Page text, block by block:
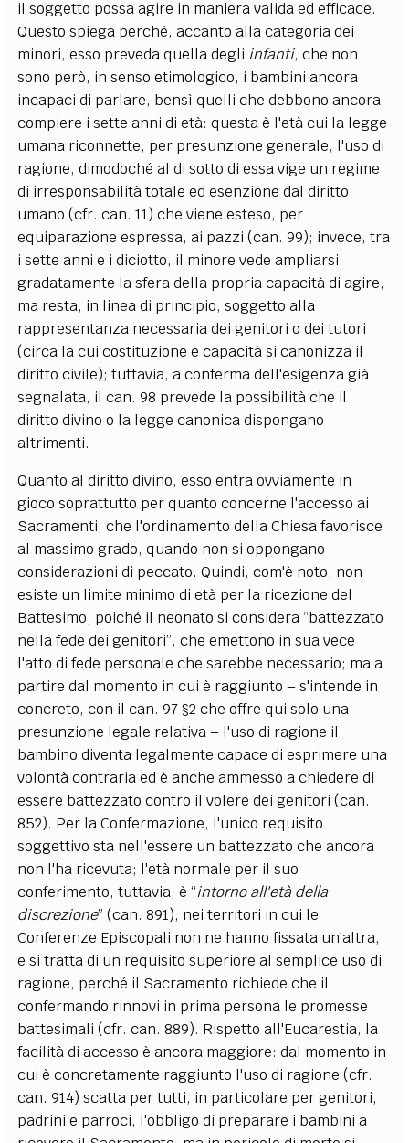
il soggetto possa agire in maniera valida ed efficace.
Questo spiega perché, accanto alla categoria dei
minori, esso preveda quella degli infanti, che non
sono però, in senso etimologico, i bambini ancora
incapaci di parlare, bensì quelli che debbono ancora
compiere i sette anni di età: questa è l'età cui la legge
umana riconnette, per presunzione generale, l'uso di
ragione, dimodoché al di sotto di essa vige un regime
di irresponsabilità totale ed esenzione dal diritto
umano (cfr. can. 11) che viene esteso, per
equiparazione espressa, ai pazzi (can. 99); invece, tra
i sette anni e i diciotto, il minore vede ampliarsi
gradatamente la sfera della propria capacità di agire,
ma resta, in linea di principio, soggetto alla
rappresentanza necessaria dei genitori o dei tutori
(circa la cui costituzione e capacità si canonizza il
diritto civile); tuttavia, a conferma dell'esigenza già
segnalata, il can. 98 prevede la possibilità che il
diritto divino o la legge canonica dispongano
altrimenti.
Quanto al diritto divino, esso entra ovviamente in
gioco soprattutto per quanto concerne l'accesso ai
Sacramenti, che l'ordinamento della Chiesa favorisce
al massimo grado, quando non si oppongano
considerazioni di peccato. Quindi, com'è noto, non
esiste un limite minimo di età per la ricezione del
Battesimo, poiché il neonato si considera “battezzato
nella fede dei genitori”, che emettono in sua vece
l'atto di fede personale che sarebbe necessario; ma a
partire dal momento in cui è raggiunto – s'intende in
concreto, con il can. 97 §2 che offre qui solo una
presunzione legale relativa – l'uso di ragione il
bambino diventa legalmente capace di esprimere una
volontà contraria ed è anche ammesso a chiedere di
essere battezzato contro il volere dei genitori (can.
852). Per la Confermazione, l'unico requisito
soggettivo sta nell'essere un battezzato che ancora
non l'ha ricevuta; l'età normale per il suo
conferimento, tuttavia, è “intorno all'età della
discrezione” (can. 891), nei territori in cui le
Conferenze Episcopali non ne hanno fissata un'altra,
e si tratta di un requisito superiore al semplice uso di
ragione, perché il Sacramento richiede che il
confermando rinnovi in prima persona le promesse
battesimali (cfr. can. 889). Rispetto all'Eucarestia, la
facilità di accesso è ancora maggiore: dal momento in
cui è concretamente raggiunto l'uso di ragione (cfr.
can. 914) scatta per tutti, in particolare per genitori,
padrini e parroci, l'obbligo di preparare i bambini a